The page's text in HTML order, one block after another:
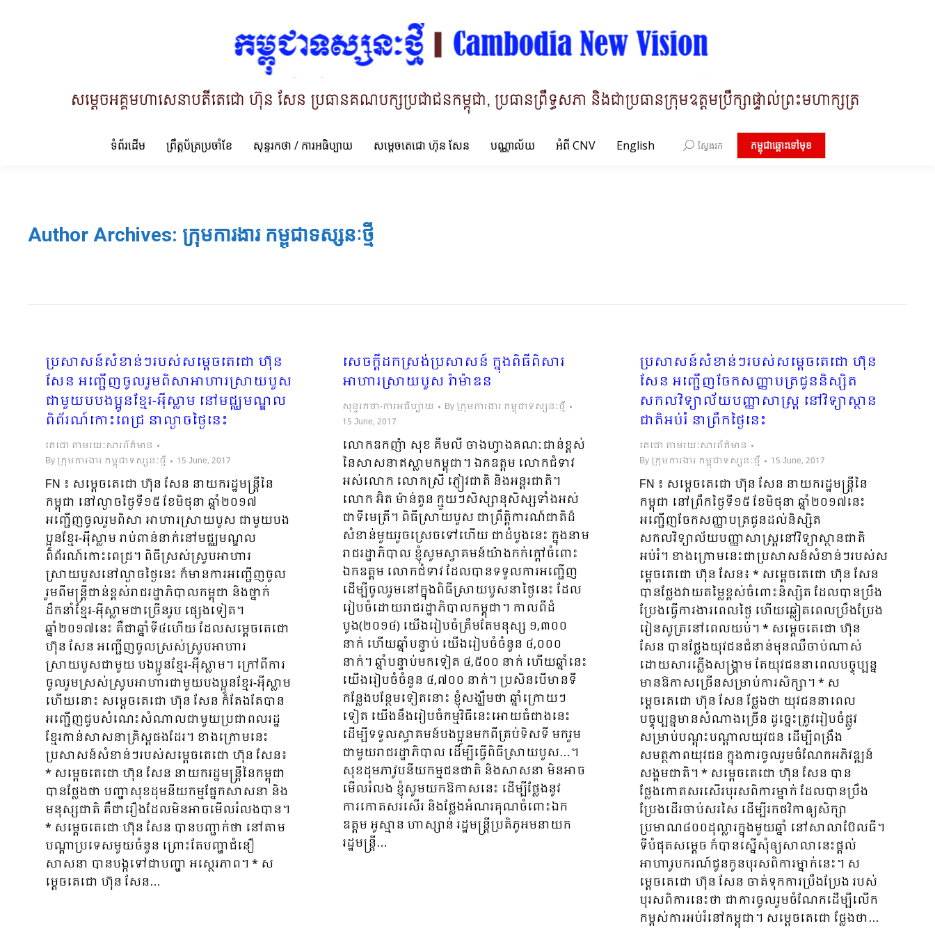
ទំព័រដើម ព្រឹត្តប័ត្រប្រចាំខែ សុន្ទរកថា / ការអធិប្បាយ សម្តេចតេជោ ហ៊ុន សែន បណ្ណាល័យ អំពី CNV English Search:
ស្វែងរក កម្ពុជាឆ្ពោះទៅមុខ
Author Archives: ក្រុមការងារ កម្ពុជាទស្សនៈថ្មី
ប្រសាសន៍សំខាន់ៗរបស់សម្តេចតេជោ ហ៊ុន
សែន អញ្ជើញចូលរួមពិសាអាហារស្រាយបួស
ជាមួយបបងប្អូនខ្មែរ-អ៉ីស្លាម នៅមជ្ឈមណ្ឌល
ពិព័រណ៍កោះពេជ្រ នាល្ងាចថ្ងៃនេះ
តេជោ តាមរយៈសារព័ត៌មាន
By ក្រុមការងារ កម្ពុជាទស្សនៈថ្មី 15 June, 2017
FN​ ៖ សម្តេចតេជោ ហ៊ុន សែន នាយករដ្ឋមន្រ្តីនៃ
កម្ពុជា នៅល្ងាចថ្ងៃទី១៥ ខែមិថុនា ឆ្នាំ២០១៧
អញ្ជើញចូលរួមពិសា អាហារស្រាយបួស ជាមួយបង
ប្អូនខ្មែរ-អ៉ីស្លាម រាប់ពាន់នាក់នៅមជ្ឈមណ្ឌល
ពិព័រណ៍កោះពេជ្រ។ ពិធីស្រស់ស្រូបអាហារ
ស្រាយបួសនៅល្ងាចថ្ងៃនេះ ក៏មានការអញ្ជើញចូល
រួមពីមន្រ្តីជាន់ខ្ពស់រាជរដ្ឋាភិបាលកម្ពុជា និងថ្នាក់
ដឹកនាំខ្មែរ-អ៉ីស្លាមជាច្រើនរូប ផ្សេងទៀត។
ឆ្នាំ២០១៧នេះ គឺជាឆ្នាំទី៤ហើយ ដែលសម្តេចតេជោ
ហ៊ុន សែន អញ្ជើញចូលស្រស់ស្រូបអាហារ
ស្រាយបួសជាមួយ បងប្អូនខ្មែរ-អ៉ីស្លាម។ ក្រៅពីការ
ចូលរួមស្រស់ស្រូបអាហារជាមួយបងប្អូនខ្មែរ-អ៉ីស្លាម
ហើយនោះ សម្តេចតេជោ ហ៊ុន សែន ក៏តែងតែបាន
អញ្ជើញជួបសំណេះសំណាលជាមួយប្រជាពលរដ្ឋ
ខ្មែរកាន់សាសនាគ្រិស្តផងដែរ។ ខាងក្រោមនេះ
ប្រសាសន៍សំខាន់ៗរបស់សម្តេចតេជោ ហ៊ុន សែន៖
* សម្តេចតេជោ ហ៊ុន សែន នាយករដ្ឋមន្រ្តីនៃកម្ពុជា
បានថ្លែងថា បញ្ហាសុខដុមនីយកម្មផ្នែកសាសនា និង
មនុស្សជាតិ គឺជារឿងដែលមិនអាចមើលរំលងបាន។
* សម្តេចតេជោ ហ៊ុន សែន បានបញ្ជាក់ថា នៅតាម
បណ្តាប្រទេសមួយចំនួន ព្រោះតែបញ្ហាជំនឿ
សាសនា បានបង្កទៅជាបញ្ហា អស្ថេរភាព។ * ស
ម្តេចតេជោ ហ៊ុន សែន…
សេចក្តីដកស្រង់ប្រសាសន៍ ក្នុងពិធីពិសារ
អាហារស្រាយបួស រ៉ាម៉ាឌន
សុន្ទរកថា-ការអធិប្បាយ By ក្រុមការងារ កម្ពុជាទស្សនៈថ្មី
15 June, 2017
លោកឧកញ៉ា សុខ គីមលី ចាងហ្វាងគណៈជាន់ខ្ពស់
នៃសាសនាឥស្លាមកម្ពុជា។ ឯកឧត្តម លោកជំទាវ
អស់លោក លោកស្រី ភ្ញៀវជាតិ និងអន្តរជាតិ។
លោក អ៊ិត ម៉ាន់តួន ក្មួយៗសិស្សានុសិស្សទាំងអស់
ជាទីមេត្រី។ ពិធីស្រាយបួស ជាព្រឹត្តិការណ៍ជាតិដ៏
សំខាន់មួយរួចស្រេចទៅហើយ ជាដំបូងនេះ ក្នុងនាម
រាជរដ្ឋាភិបាល ខ្ញុំសូមស្វាគមន៍យ៉ាងកក់ក្ដៅចំពោះ
ឯកឧត្តម លោកជំទាវ ដែលបានទទួលការអញ្ជើញ
ដើម្បីចូលរួមនៅក្នុងពិធីស្រាយបួសនាថ្ងៃនេះ ដែល
រៀបចំដោយរាជរដ្ឋាភិបាលកម្ពុជា។ កាលពីដំ​
បូង(២០១៤) យើងរៀបចំត្រឹមតែមនុស្ស ១,៣០០
នាក់ ហើយឆ្នាំបន្ទាប់ យើងរៀបចំចំនួន ៤,០០០
នាក់។ ឆ្នាំបន្ទាប់មកទៀត ៤,៥០០ នាក់ ហើយឆ្នាំនេះ
យើងរៀបចំចំនួន ៤,៧០០ នាក់។ ប្រសិនបើមានទី
កន្លែងបន្ថែមទៀតនោះ ខ្ញុំសង្ឃឹមថា ឆ្នាំក្រោយៗ
ទៀត យើងនឹងរៀបចំកម្មវិធីនេះអោយធំជាងនេះ
ដើម្បីទទួលស្វាគមន៍បងប្អូនមកពីគ្រប់ទិសទី មករួម
ជាមួយរាជរដ្ឋាភិបាល ដើម្បីធ្វើពិធីស្រាយបួស…។
សុខដុមភាវូបនីយកម្មជនជាតិ និងសាសនា មិនអាច
មើលរំលង ខ្ញុំសូមយកឱកាសនេះ ដើម្បីថ្លែងនូវ
ការកោតសរសើរ និងថ្លែងអំណរគុណចំពោះឯក
ឧត្តម អូស្មាន ហាស្សាន់ រដ្ឋមន្រ្តីប្រតិភូអមនាយក
រដ្ឋមន្រ្តី…
ប្រសាសន៍សំខាន់ៗរបស់សម្តេចតេជោ ហ៊ុន
សែន អញ្ជើញ​ចែកសញ្ញាបត្រ​ជូននិស្សិត​
សកលវិទ្យាល័យ​បញ្ញាសាស្រ្ត នៅវិទ្យាស្ថាន
ជាតិអប់រំ នាព្រឹកថ្ងៃនេះ
តេជោ តាមរយៈសារព័ត៌មាន
By ក្រុមការងារ កម្ពុជាទស្សនៈថ្មី 15 June, 2017
FN ៖ សម្តេចតេជោ ហ៊ុន សែន នាយករដ្ឋមន្រ្តីនៃ
កម្ពុជា នៅព្រឹកថ្ងៃទី១៥ ខែមិថុនា ឆ្នាំ២០១៧នេះ
អញ្ជើញចែកសញ្ញាបត្រជូនដល់និស្សិត
សកលវិទ្យាល័យបញ្ញាសាស្រ្តនៅវិទ្យាស្ថានជាតិ
អប់រំ។ ខាងក្រោមនេះជាប្រសាសន៍សំខាន់ៗរបស់ស
ម្តេចតេជោ ហ៊ុន សែន៖ * សម្តេចតេជោ ហ៊ុន សែន
បានថ្លែងវាយតម្លៃខ្ពស់ចំពោះនិស្សិត ដែលបានប្រឹង
ប្រែងធ្វើការងារពេលថ្ងៃ ហើយឆ្លៀតពេលប្រឹងប្រែង
រៀនសូត្រនៅពេលយប់។ * សម្តេចតេជោ ហ៊ុន
សែន បានថ្លែងយុវជនជំនាន់មុនឈឺចាប់ណាស់
ដោយសារភ្លើងសង្រ្គាម តែយុវជននាពេលបច្ចុប្បន្ន
មានឱកាសច្រើនសម្រាប់ការសិក្សា។ * ស
ម្តេចតេជោ ហ៊ុន សែន ថ្លែងថា យុវជននាពេល
បច្ចុប្បន្នមានសំណាងច្រើន ដូច្នេះត្រូវរៀបចំផ្លូវ
សម្រាប់បណ្តុះបណ្តាលយុវជន ដើម្បីពង្រឹង
សមត្ថភាពយុវជន ក្នុងការចូលរួមចំណែកអភិវឌ្ឍន៍
សង្គមជាតិ។ * សម្តេចតេជោ ហ៊ុន សែន បាន
ថ្លែងកោតសរសើរបុរសពិការម្នាក់ ដែលបានប្រឹង
ប្រែងដើរចាប់សរសៃ ដើម្បីរកថវិកាឲ្យសិក្សា
ប្រមាណ៨០០ដុល្លារក្នុងមួយឆ្នាំ នៅសាលាប៊ែលធី។
ទីបំផុតសម្តេច ក៏បានស្នើសុំឲ្យសាលានេះផ្តល់
អាហារូបករណ៍ជូនកូនបុរសពិការម្នាក់នេះ។ ស
ម្តេចតេជោ ហ៊ុន សែន ចាត់ទុកការប្រឹងប្រែង របស់
បុរសពិការនេះថា ជាការចូលរួមចំណែកដើម្បីលើក
កម្ពស់ការអប់រំនៅកម្ពុជា។ សម្តេចតេជោ ថ្លែងថា…